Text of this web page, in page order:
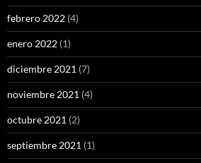
febrero 2022 (4)
enero 2022 (1)
diciembre 2021 (7)
noviembre 2021 (4)
octubre 2021 (2)
septiembre 2021 (1)